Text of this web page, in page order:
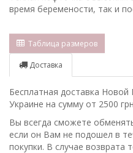
время беремености, так и
Таблица размеров
Доставка
Бесплатная доставка
Украине на сумму от 2500
Вы всегда сможете
если он Вам не подошел в
покупки. В случае возврата